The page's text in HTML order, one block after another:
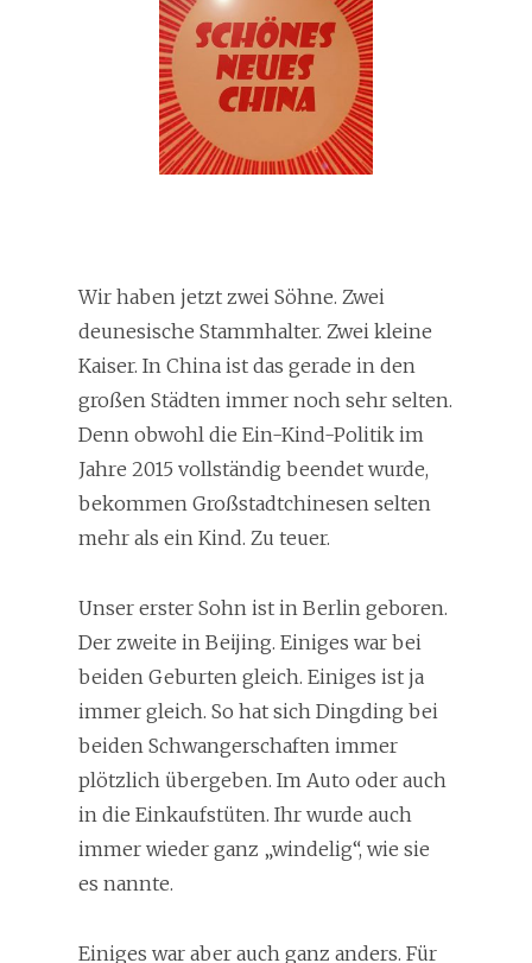
Wir haben jetzt zwei Söhne. Zwei
deunesische Stammhalter. Zwei kleine
Kaiser. In China ist das gerade in den
großen Städten immer noch sehr selten.
Denn obwohl die Ein-Kind-Politik im
Jahre 2015 vollständig beendet wurde,
bekommen Großstadtchinesen selten
mehr als ein Kind. Zu teuer.
Unser erster Sohn ist in Berlin geboren.
Der zweite in Beijing. Einiges war bei
beiden Geburten gleich. Einiges ist ja
immer gleich. So hat sich Dingding bei
beiden Schwangerschaften immer
plötzlich übergeben. Im Auto oder auch
in die Einkaufstüten. Ihr wurde auch
immer wieder ganz „windelig“, wie sie
es nannte.
Einiges war aber auch ganz anders. Für